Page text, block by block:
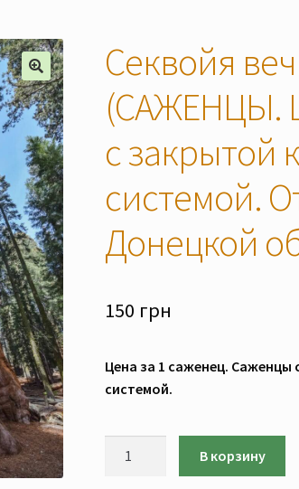
Секвойя
(САЖЕНЦЫ.
с закрытой
системой.
Донецкой
150 грн
Цена за 1 саженец. Саженцы
системой.
В корзину